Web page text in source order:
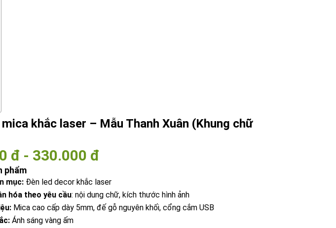
khắc laser – Mẫu Thanh Xuân (Khung chữ
đ - 330.000 đ
phẩm
mục: Đèn led decor khắc laser
hóa theo yêu cầu: nội dung chữ, kích thước hình ảnh
Mica cao cấp dày 5mm, đế gỗ nguyên khối, cổng cắm USB
Ánh sáng vàng ấm